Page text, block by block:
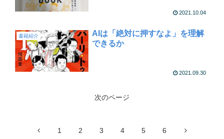
2021.10.04
書籍紹介
AIは「絶対に押すなよ」を理解
できるか
2021.09.30
次のページ
1 2 3 4 5 6